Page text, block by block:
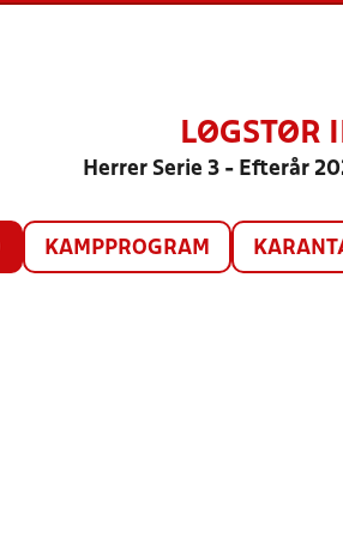
LØGSTØR
Herrer Serie 3 - Efterår
KAMPPROGRAM